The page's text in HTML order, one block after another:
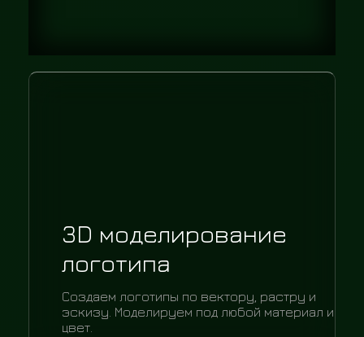
3D моделирование
логотипа
Создаем логотипы по вектору, растру и
эскизу. Моделируем под любой материал и
цвет.